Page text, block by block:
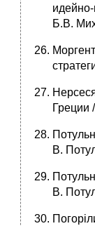
Б.В.
Греции
В.
В.